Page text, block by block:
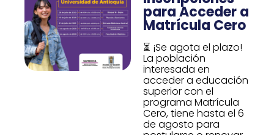
para Acceder a
Matrícula Cero
⏳ ¡Se agota el plazo!
La población
interesada en
acceder a educación
superior con el
programa Matrícula
Cero, tiene hasta el 6
de agosto para